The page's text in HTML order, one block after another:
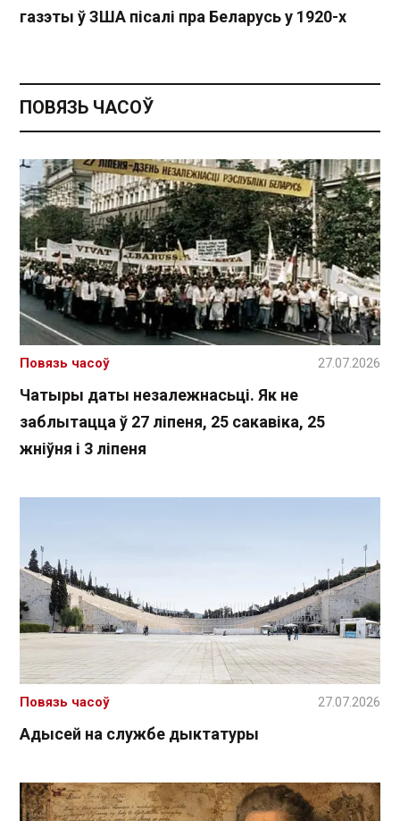
газэты ў ЗША пісалі пра Беларусь у 1920-х
ПОВЯЗЬ ЧАСОЎ
Чатыры даты незалежнасьці. Як не
заблытацца ў 27 ліпеня, 25 сакавіка, 25
жніўня і 3 ліпеня
Повязь часоў 27.07.2026
Адысей на службе дыктатуры
Повязь часоў 27.07.2026